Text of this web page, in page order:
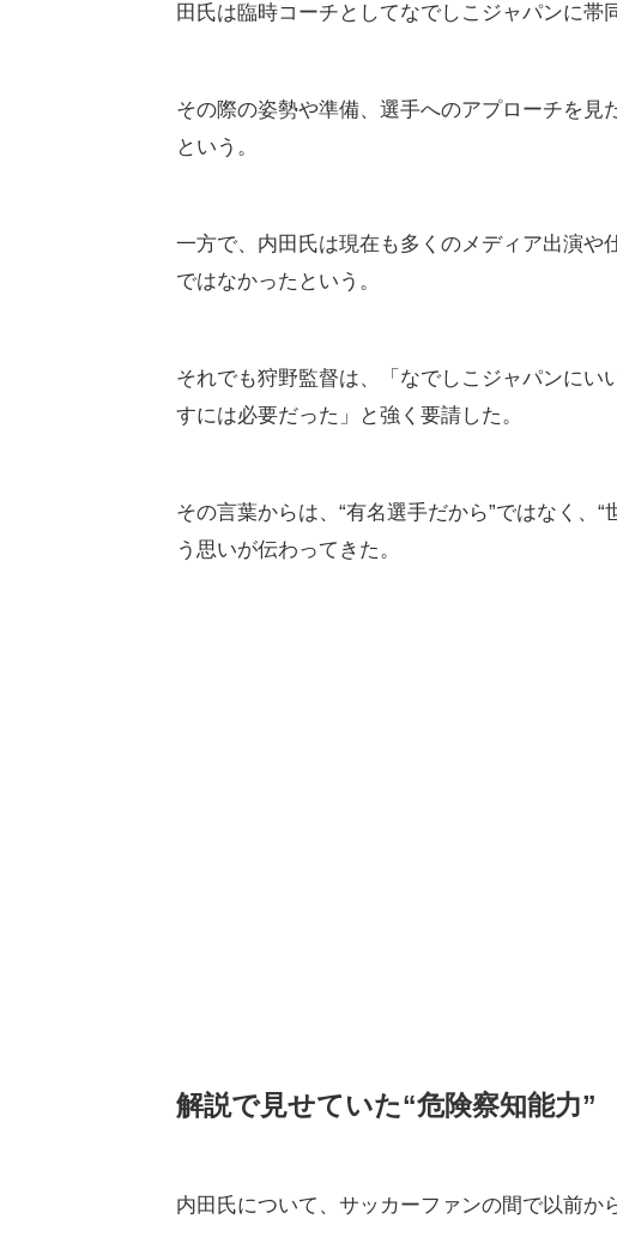
田氏は臨時コーチとしてなでしこジャパンに帯
その際の姿勢や準備、選手へのアプローチを見
という。
一方で、内田氏は現在も多くのメディア出演
ではなかったという。
それでも狩野監督は、「なでしこジャパンに
すには必要だった」と強く要請した。
その言葉からは、“有名選手だから”ではなく、
う思いが伝わってきた。
解説で見せていた“危険察知能力”
内田氏について、サッカーファンの間で以前か